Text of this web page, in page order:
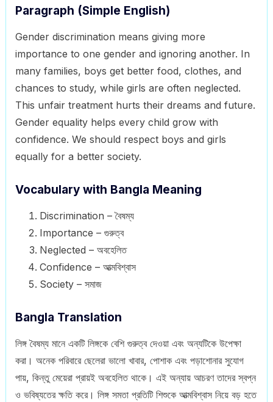
Paragraph (Simple English)
Gender discrimination means giving more
importance to one gender and ignoring another. In
many families, boys get better food, clothes, and
chances to study, while girls are often neglected.
This unfair treatment hurts their dreams and future.
Gender equality helps every child grow with
confidence. We should respect boys and girls
equally for a better society.
Vocabulary with Bangla Meaning
Discrimination – বৈষম্য
Importance – গুরুত্ব
Neglected – অবহেলিত
Confidence – আত্মবিশ্বাস
Society – সমাজ
Bangla Translation
লিঙ্গ বৈষম্য মানে একটি লিঙ্গকে বেশি গুরুত্ব দেওয়া এবং অন্যটিকে উপেক্ষা
করা। অনেক পরিবারে ছেলেরা ভালো খাবার, পোশাক এবং পড়াশোনার সুযোগ
পায়, কিন্তু মেয়েরা প্রায়ই অবহেলিত থাকে। এই অন্যায় আচরণ তাদের স্বপ্ন
ও ভবিষ্যতের ক্ষতি করে। লিঙ্গ সমতা প্রতিটি শিশুকে আত্মবিশ্বাস নিয়ে বড় হতে